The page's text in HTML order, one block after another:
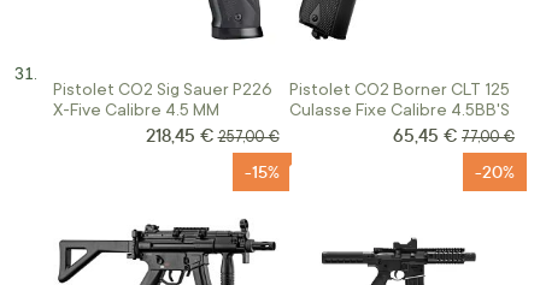
Pistolet CO2 Sig Sauer P226
X-Five Calibre 4.5 MM
Prix Spécial
218,45 € Prix normal
257,00 €
Pistolet CO2 Borner CLT 125
Culasse Fixe Calibre 4.5BB'S
Prix Spécial
65,45 € Prix
77,00 €
-15% -20%